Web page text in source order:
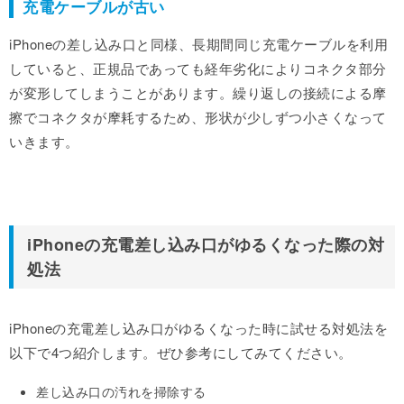
充電ケーブルが古い
iPhoneの差し込み口と同様、長期間同じ充電ケーブルを利用
していると、正規品であっても経年劣化によりコネクタ部分
が変形してしまうことがあります。繰り返しの接続による摩
擦でコネクタが摩耗するため、形状が少しずつ小さくなって
いきます。
iPhoneの充電差し込み口がゆるくなった際の対
処法
iPhoneの充電差し込み口がゆるくなった時に試せる対処法を
以下で4つ紹介します。ぜひ参考にしてみてください。
差し込み口の汚れを掃除する